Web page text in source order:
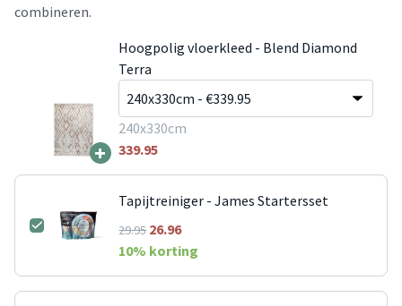
combineren.
+
Hoogpolig vloerkleed - Blend Diamond
Terra
240x330cm
339.95
Tapijtreiniger - James Startersset
29.9526.96
10% korting